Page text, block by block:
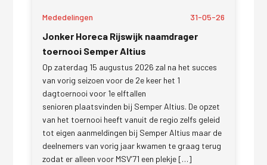
Mededelingen 31-05-26
Jonker Horeca Rijswijk naamdrager
toernooi Semper Altius
Op zaterdag 15 augustus 2026 zal na het succes
van vorig seizoen voor de 2e keer het 1
dagtoernooi voor 1e elftallen
senioren plaatsvinden bij Semper Altius. De opzet
van het toernooi heeft vanuit de regio zelfs geleid
tot eigen aanmeldingen bij Semper Altius maar de
deelnemers van vorig jaar kwamen te graag terug
zodat er alleen voor MSV’71 een plekje […]